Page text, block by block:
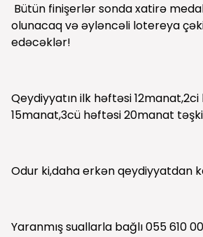
Bütün finişerlər sonda xatirə
olunacaq və əyləncəli lotereya
edəcəklər!
Qeydiyyatın ilk həftəsi
15manat,3cü həftəsi 20manat
Odur ki,daha erkən qeydiyyatdan
Yaranmış suallarla bağlı 055 610